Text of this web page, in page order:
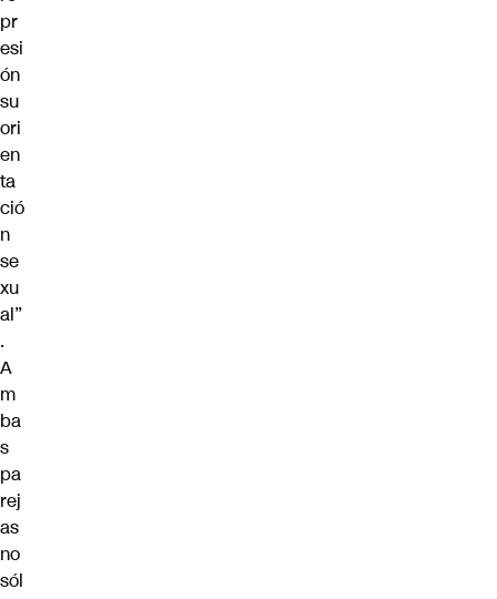
pr
esi
ón
su
ori
en
ta
ció
n
se
xu
al”
.
A
m
ba
s
pa
rej
as
no
sól